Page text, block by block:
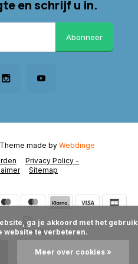
en schrijf u in.
Abonneer
Privacy Policy -
Sitemap
made byWebdinge
website te verbeteren.
Meer over cookies »